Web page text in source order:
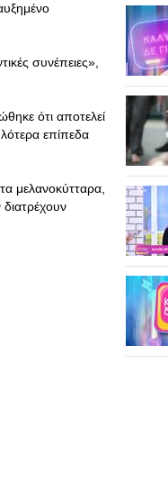
συνέπειες»,
ότι αποτελεί
επίπεδα
μελανοκύτταρα,